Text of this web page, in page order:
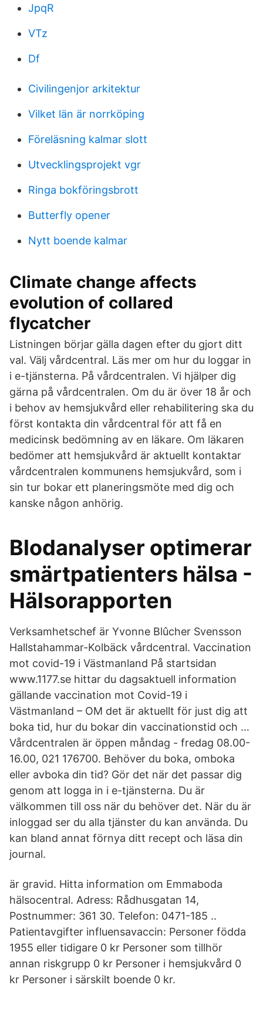
JpqR
VTz
Df
Civilingenjor arkitektur
Vilket län är norrköping
Föreläsning kalmar slott
Utvecklingsprojekt vgr
Ringa bokföringsbrott
Butterfly opener
Nytt boende kalmar
Climate change affects
evolution of collared
flycatcher
Listningen börjar gälla dagen efter du gjort ditt
val. Välj vårdcentral. Läs mer om hur du loggar in
i e-tjänsterna. På vårdcentralen. Vi hjälper dig
gärna på vårdcentralen. Om du är över 18 år och
i behov av hemsjukvård eller rehabilitering ska du
först kontakta din vårdcentral för att få en
medicinsk bedömning av en läkare. Om läkaren
bedömer att hemsjukvård är aktuellt kontaktar
vårdcentralen kommunens hemsjukvård, som i
sin tur bokar ett planeringsmöte med dig och
kanske någon anhörig.
Blodanalyser optimerar
smärtpatienters hälsa -
Hälsorapporten
Verksamhetschef är Yvonne Blûcher Svensson
Hallstahammar-Kolbäck vårdcentral. Vaccination
mot covid-19 i Västmanland På startsidan
www.1177.se hittar du dagsaktuell information
gällande vaccination mot Covid-19 i
Västmanland – OM det är aktuellt för just dig att
boka tid, hur du bokar din vaccinationstid och …
Vårdcentralen är öppen måndag - fredag 08.00-
16.00, 021 176700. Behöver du boka, omboka
eller avboka din tid? Gör det när det passar dig
genom att logga in i e-tjänsterna. Du är
välkommen till oss när du behöver det. När du är
inloggad ser du alla tjänster du kan använda. Du
kan bland annat förnya ditt recept och läsa din
journal.
är gravid. Hitta information om Emmaboda
hälsocentral. Adress: Rådhusgatan 14,
Postnummer: 361 30. Telefon: 0471-185 ..
Patientavgifter influensavaccin: Personer födda
1955 eller tidigare 0 kr Personer som tillhör
annan riskgrupp 0 kr Personer i hemsjukvård 0
kr Personer i särskilt boende 0 kr.